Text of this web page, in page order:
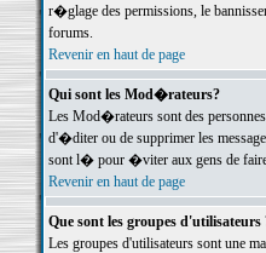
r�glage des permissions, le
forums.
Revenir en haut de page
Qui sont les Mod�rateurs?
Les Mod�rateurs sont des
d'�diter ou de supprimer les
sont l� pour �viter aux gens de
Revenir en haut de page
Que sont les groupes d'utilisateurs
Les groupes d'utilisateurs sont une